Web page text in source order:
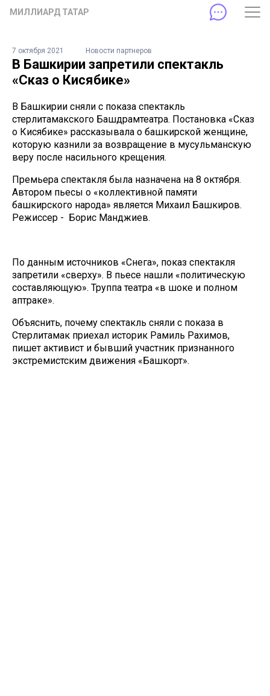
МИЛЛИАРД ТАТАР
7 октября 2021 Новости партнеров
В Башкирии запретили спектакль
«Сказ о Кисябике»
В Башкирии сняли с показа спектакль
стерлитамакского Башдрамтеатра. Постановка «Сказ
о Кисябике» рассказывала о башкирской женщине,
которую казнили за возвращение в мусульманскую
веру после насильного крещения.
Премьера спектакля была назначена на 8 октября.
Автором пьесы о «коллективной памяти
башкирского народа» является Михаил Башкиров.
Режиссер - Борис Манджиев.
По данным источников «Снега», показ спектакля
запретили «сверху». В пьесе нашли «политическую
составляющую». Труппа театра «в шоке и полном
аптраке».
Объяснить, почему спектакль сняли с показа в
Стерлитамак приехал историк Рамиль Рахимов,
пишет активист и бывший участник признанного
экстремистским движения «Башкорт».